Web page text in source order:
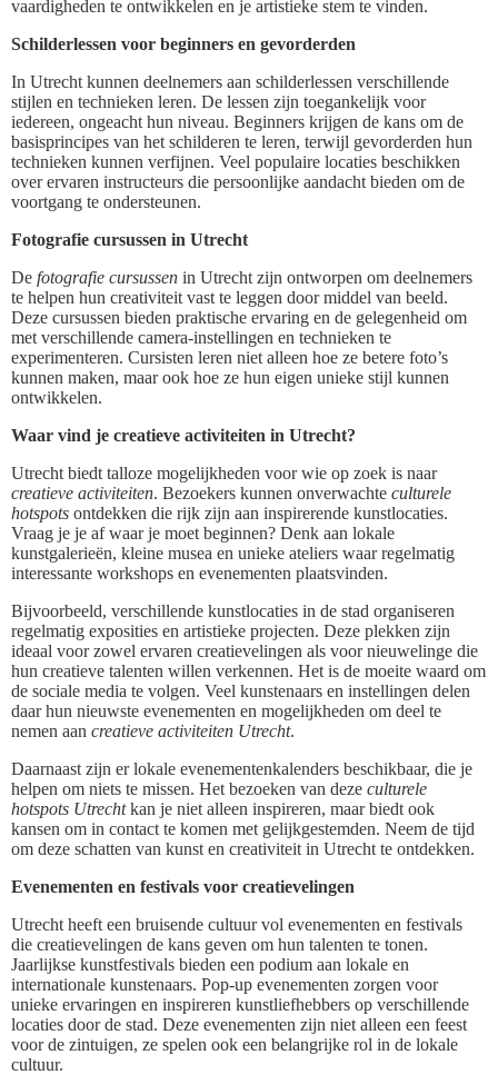
vaardigheden te ontwikkelen en je artistieke stem te vinden.
Schilderlessen voor beginners en gevorderden
In Utrecht kunnen deelnemers aan schilderlessen verschillende
stijlen en technieken leren. De lessen zijn toegankelijk voor
iedereen, ongeacht hun niveau. Beginners krijgen de kans om de
basisprincipes van het schilderen te leren, terwijl gevorderden hun
technieken kunnen verfijnen. Veel populaire locaties beschikken
over ervaren instructeurs die persoonlijke aandacht bieden om de
voortgang te ondersteunen.
Fotografie cursussen in Utrecht
De fotografie cursussen in Utrecht zijn ontworpen om deelnemers
te helpen hun creativiteit vast te leggen door middel van beeld.
Deze cursussen bieden praktische ervaring en de gelegenheid om
met verschillende camera-instellingen en technieken te
experimenteren. Cursisten leren niet alleen hoe ze betere foto’s
kunnen maken, maar ook hoe ze hun eigen unieke stijl kunnen
ontwikkelen.
Waar vind je creatieve activiteiten in Utrecht?
Utrecht biedt talloze mogelijkheden voor wie op zoek is naar
creatieve activiteiten. Bezoekers kunnen onverwachte culturele
hotspots ontdekken die rijk zijn aan inspirerende kunstlocaties.
Vraag je je af waar je moet beginnen? Denk aan lokale
kunstgalerieën, kleine musea en unieke ateliers waar regelmatig
interessante workshops en evenementen plaatsvinden.
Bijvoorbeeld, verschillende kunstlocaties in de stad organiseren
regelmatig exposities en artistieke projecten. Deze plekken zijn
ideaal voor zowel ervaren creatievelingen als voor nieuwelinge die
hun creatieve talenten willen verkennen. Het is de moeite waard om
de sociale media te volgen. Veel kunstenaars en instellingen delen
daar hun nieuwste evenementen en mogelijkheden om deel te
nemen aan creatieve activiteiten Utrecht.
Daarnaast zijn er lokale evenementenkalenders beschikbaar, die je
helpen om niets te missen. Het bezoeken van deze culturele
hotspots Utrechtkan je niet alleen inspireren, maar biedt ook
kansen om in contact te komen met gelijkgestemden. Neem de tijd
om deze schatten van kunst en creativiteit in Utrecht te ontdekken.
Evenementen en festivals voor creatievelingen
Utrecht heeft een bruisende cultuur vol evenementen en festivals
die creatievelingen de kans geven om hun talenten te tonen.
Jaarlijkse kunstfestivals bieden een podium aan lokale en
internationale kunstenaars. Pop-up evenementen zorgen voor
unieke ervaringen en inspireren kunstliefhebbers op verschillende
locaties door de stad. Deze evenementen zijn niet alleen een feest
voor de zintuigen, ze spelen ook een belangrijke rol in de lokale
cultuur.